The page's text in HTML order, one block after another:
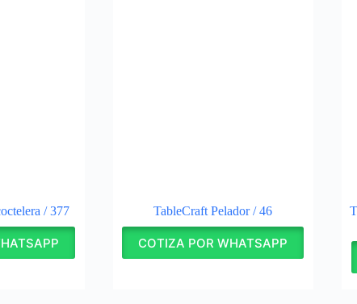
/ 377 TableCraft Pelador / 46
COTIZA POR WHATSAPP